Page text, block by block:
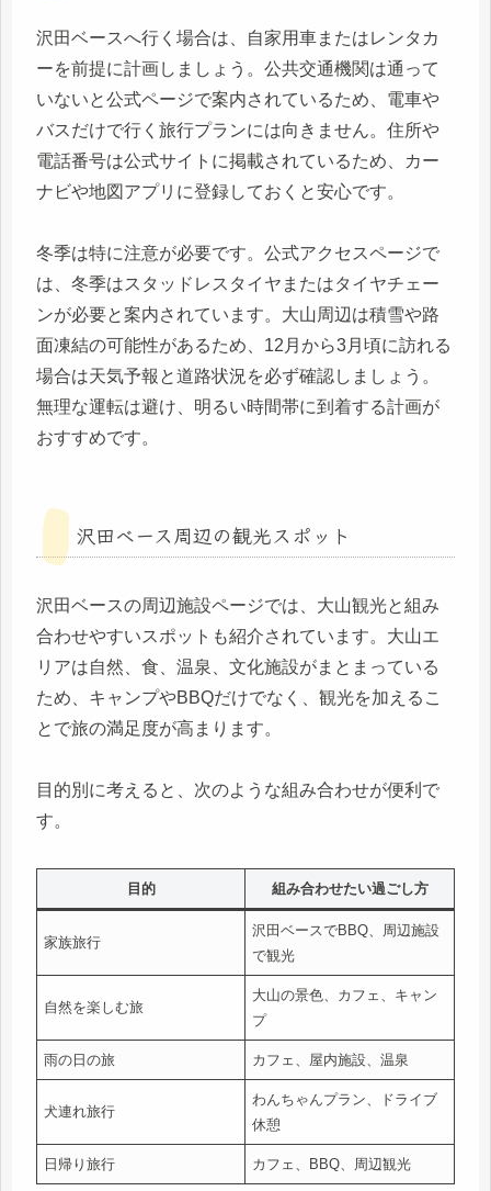
沢田ベースへ行く場合は、自家用車またはレンタカ
ーを前提に計画しましょう。公共交通機関は通って
いないと公式ページで案内されているため、電車や
バスだけで行く旅行プランには向きません。住所や
電話番号は公式サイトに掲載されているため、カー
ナビや地図アプリに登録しておくと安心です。
冬季は特に注意が必要です。公式アクセスページで
は、冬季はスタッドレスタイヤまたはタイヤチェー
ンが必要と案内されています。大山周辺は積雪や路
面凍結の可能性があるため、12月から3月頃に訪れる
場合は天気予報と道路状況を必ず確認しましょう。
無理な運転は避け、明るい時間帯に到着する計画が
おすすめです。
沢田ベース周辺の観光スポット
沢田ベースの周辺施設ページでは、大山観光と組み
合わせやすいスポットも紹介されています。大山エ
リアは自然、食、温泉、文化施設がまとまっている
ため、キャンプやBBQだけでなく、観光を加えるこ
とで旅の満足度が高まります。
目的別に考えると、次のような組み合わせが便利で
す。
目的 組み合わせたい過ごし方
家族旅行
沢田ベースでBBQ、周辺施設
で観光
自然を楽しむ旅
大山の景色、カフェ、キャン
プ
雨の日の旅 カフェ、屋内施設、温泉
犬連れ旅行
わんちゃんプラン、ドライブ
休憩
日帰り旅行 カフェ、BBQ、周辺観光